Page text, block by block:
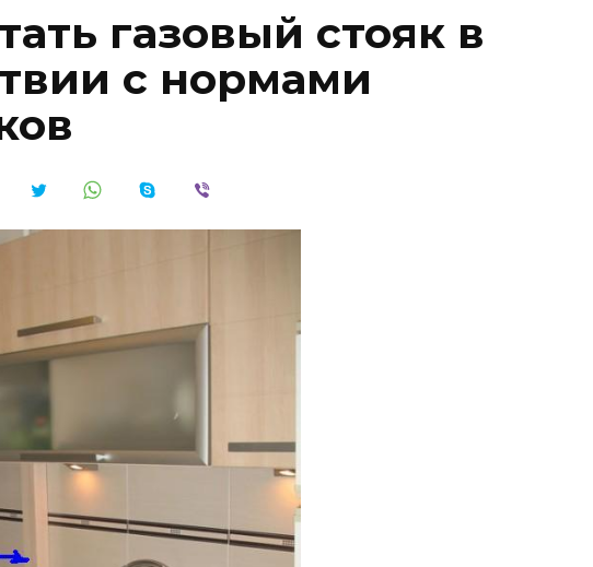
газовый стояк в
с нормами